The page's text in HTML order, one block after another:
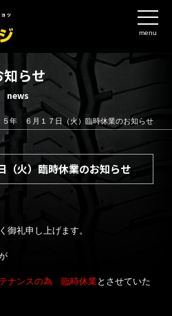
ッ
menu
知らせ
news
５年 ６月１７日（火）臨時休業のお知らせ
火）臨時休業のお知らせ
御礼申し上げます。
ナンスの為 臨時休業とさせていた